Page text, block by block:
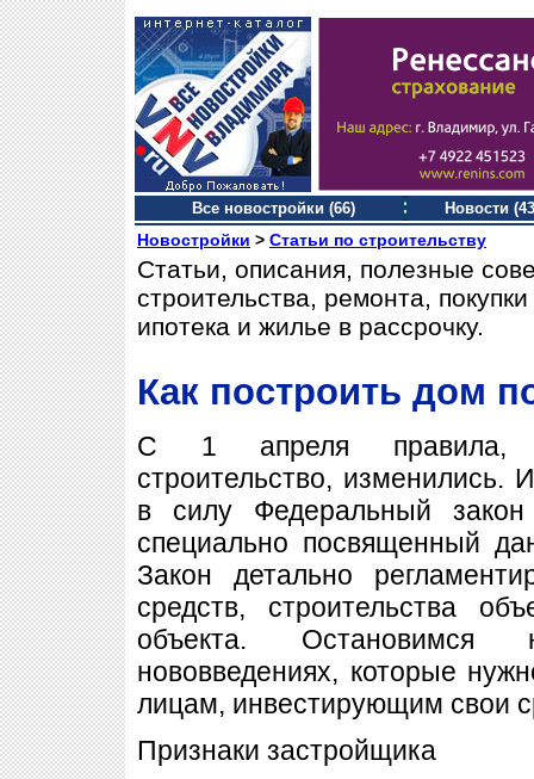
Все новостройки (66) Новости
Новостройки > Статьи по строительству
Статьи, описания, полезные
строительства, ремонта,
ипотека и жилье в рассрочку.
Как построить дом
С 1 апреля правила,
строительство, изменились.
в силу Федеральный
специально посвященный
Закон детально
средств, строительства
объекта.
нововведениях, которые
лицам, инвестирующим свои
Признаки застройщика